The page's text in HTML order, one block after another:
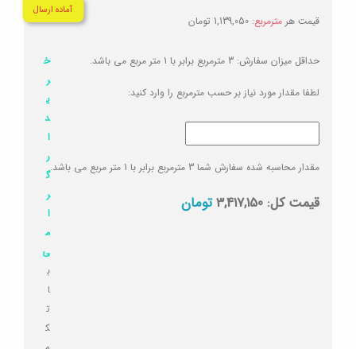
قیمت هر مترمربع:
1,139,050 تومان
آماده ارسال
حداقل میزان سفارش: 3 مترمربع برابر با 1 متر مربع می باشد.
لطفا مقدار مورد نیاز بر حسب مترمربع را وارد کنید:
مقدار محاسبه شده سفارش شما 3 مترمربع برابر با 1 متر مربع می باشد.
قیمت کل: 3,417,150تومان
خ
ر
ی
د
ا
ر
گ
ر
ا
م
ی
ب
ا
ت
ک